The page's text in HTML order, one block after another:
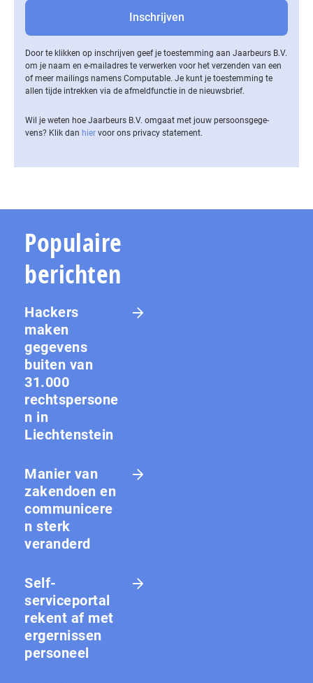
Door te klikken op inschrijven geef je toestemming aan Jaarbeurs B.V.
om je naam en e-mailadres te verwerken voor het verzenden van een
of meer mailings namens Computable. Je kunt je toestemming te
allen tijde intrekken via de af­meld­func­tie in de nieuwsbrief.
Wil je weten hoe Jaarbeurs B.V. omgaat met jouw per­soons­ge­ge­
vens? Klik dan hier voor ons privacy statement.
Populaire
berichten
Hackers
maken
gegevens
buiten van
31.000
rechtspersone
n in
Liechtenstein
Manier van
zakendoen en
communicere
n sterk
veranderd
Self-
serviceportal
rekent af met
ergernissen
personeel